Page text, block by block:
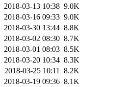
2018-03-13 10:38 9.0K
2018-03-16 09:33 9.0K
2018-03-30 13:44 8.8K
2018-03-02 08:30 8.7K
2018-03-01 08:03 8.5K
2018-03-20 10:34 8.3K
2018-03-25 10:11
8.2K
2018-03-19 09:36 8.1K